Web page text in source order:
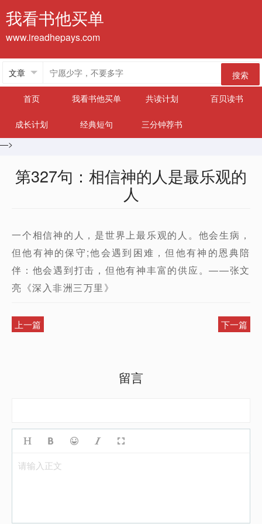
我看书他买单
www.ireadhepays.com
搜索
首页
我看书他买单 共读计划 百贝读书
成长计划 经典短句
三分钟荐书
—>
第327句：相信神的人是最乐观的
人
一个相信神的人，是世界上最乐观的人。他会生病，
但他有神的保守;他会遇到困难，但他有神的恩典陪
伴：他会遇到打击，但他有神丰富的供应。——张文
亮《深入非洲三万里》
上一篇 下一篇
留言
请输入正文